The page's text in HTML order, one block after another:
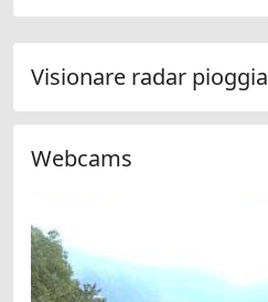
Visionare radar pioggia
Webcams